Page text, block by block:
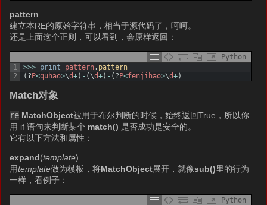
pattern
建立本RE的原始字符串，相当于源代码了，呵呵。
还是上面这个正则，可以看到，会原样返回：
Python
1
2
>>> print pattern. pattern
( ?P<quhao>\d+) - (\d+) - ( ?P<fenjihao>\d+)
Match对象
re MatchObject被用于布尔判断的时候，始终返回True，所以你
用 if 语句来判断某个 match() 是否成功是安全的。
它有以下方法和属性：
expand(template)
用template做为模板，将MatchObject展开，就像sub()里的行为
一样，看例子：
Python